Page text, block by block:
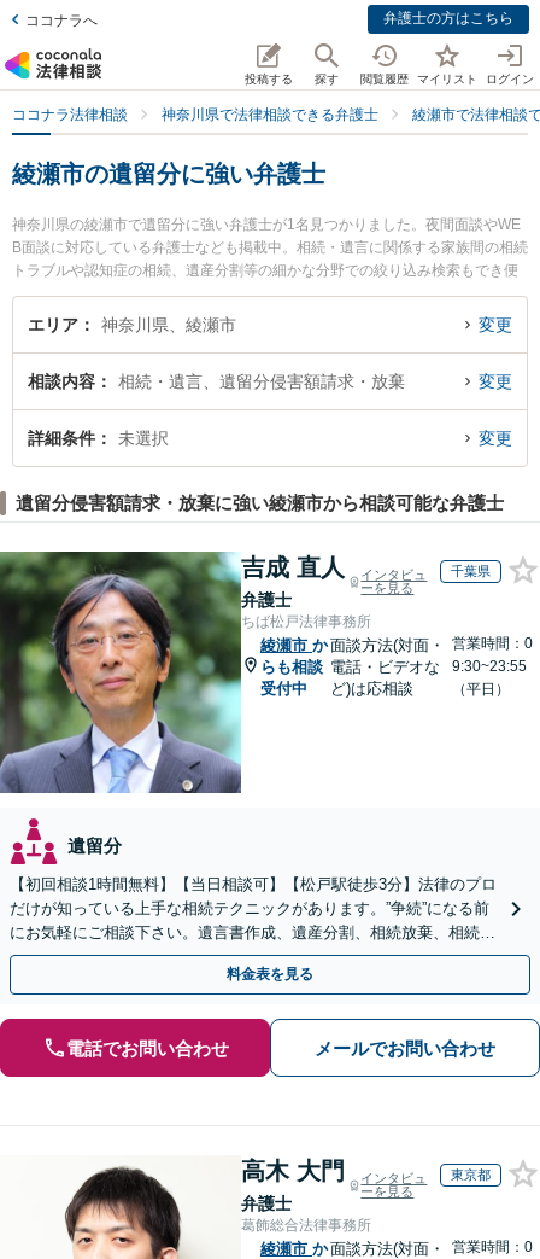
ココナラへ 弁護士の方はこちら
投稿する 探す 閲覧履歴 マイリスト ログイン
ココナラ法律相談 神奈川県で法律相談できる弁護士 綾瀬市で法律相談
綾瀬市の遺留分に強い弁護士
神奈川県の綾瀬市で遺留分に強い弁護士が1名見つかりました。夜間面談やWE
B面談に対応している弁護士なども掲載中。相続・遺言に関係する家族間の相続
トラブルや認知症の相続、遺産分割等の細かな分野での絞り込み検索もでき便
利です。特に綾瀬かわせみ法律事務所の青木 一愛弁護士のプロフィール情報や
弁護士費用、強みなどが注目されています。『綾瀬市で土日や夜間に発生した
きる綾瀬市内の弁護士に相談予約したい』などでお困りの相談者さんにおすす
めです。
エリア 神奈川県、綾瀬市 変更
相談内容 相続・遺言、遺留分侵害額請求・放棄 変更
詳細条件 未選択 変更
遺留分侵害額請求・放棄に強い綾瀬市から相談可能な弁護士
吉成 直人
弁護士
インタビュ
ーを見る
千葉県
ちば松戸法律事務所
綾瀬市 か
らも相談
受付中
面談方法(対面・
電話・ビデオな
ど)は応相談
営業時間：0
9:30~23:55
（平日）
遺留分
【初回相談1時間無料】【当日相談可】【松戸駅徒歩3分】法律のプロ
だけが知っている上手な相続テクニックがあります。”争続”になる前
にお気軽にご相談下さい。遺言書作成、遺産分割、相続放棄、相続税
のことなど弁護経験豊富です。
料金表を見る
電話でお問い合わせ メールでお問い合わせ
高木 大門
弁護士
インタビュ
ーを見る
東京都
葛飾総合法律事務所
綾瀬市 か面談方法(対面・
営業時間：0